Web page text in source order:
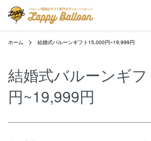
ホーム 結婚式バルーンギフト15,000円~19,999円
結婚式バルーンギ
円~19,999円